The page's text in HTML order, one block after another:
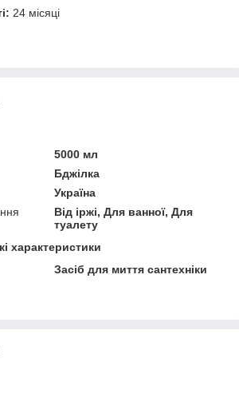
24 місяці
5000 мл
Бджілка
Україна
Від іржі, Для ванної, Для
туалету
характеристики
Засіб для миття сантехніки